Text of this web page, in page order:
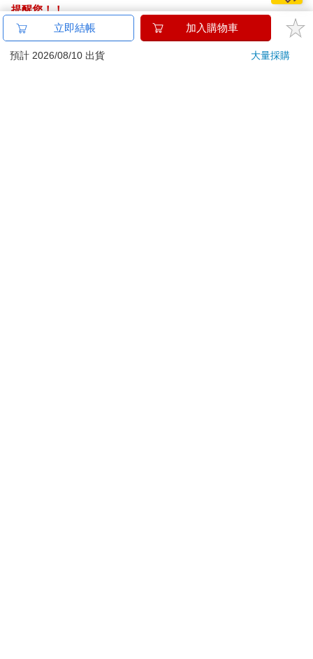
提醒您！！
金石堂及銀行均不會請您操作ATM! 如接獲電話要求您前往
ATM提款機，請不要聽從指示，以免受騙上當！
立即結帳 加入購物車
預計 2026/08/10 出貨 大量採購